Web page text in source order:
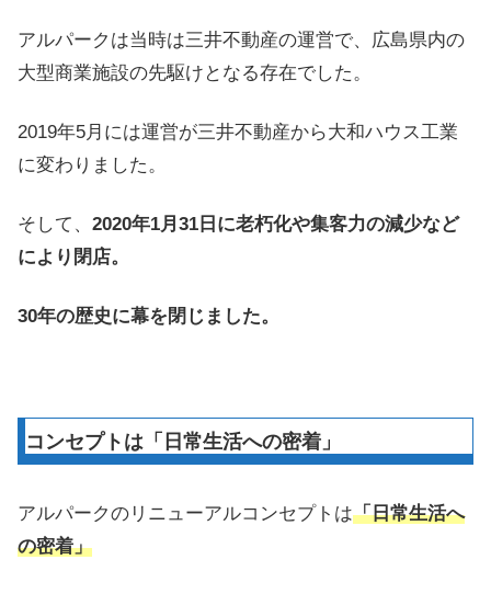
アルパークは当時は三井不動産の運営で、広島県内の
大型商業施設の先駆けとなる存在でした。
2019年5月には運営が三井不動産から大和ハウス工業
に変わりました。
そして、 2020年1月31日に老朽化や集客力の減少など
により閉店。
30年の歴史に幕を閉じました。
コンセプトは「日常生活への密着」
アルパークのリニューアルコンセプトは「日常生活へ
の密着」